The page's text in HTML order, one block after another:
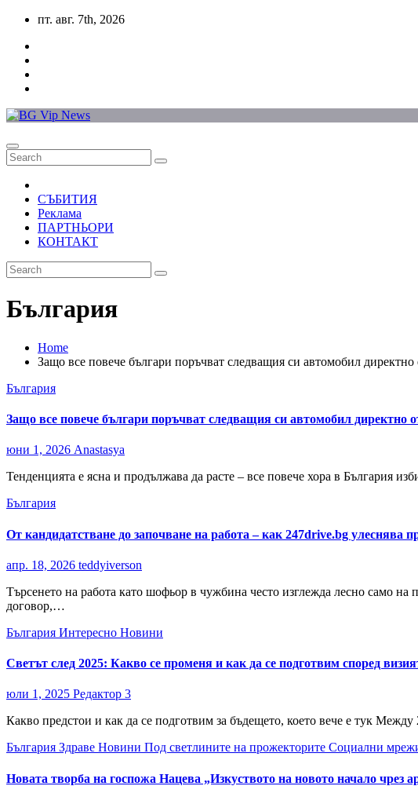
Skip
content
пт. авг. 7th, 2026
СЪБИТИЯ
Реклама
ПАРТНЬОРИ
КОНТАКТ
България
Home
Защо все повече българи поръчват следващия си автомобил директно
България
Защо все повече българи поръчват следващия си автомобил директно
юни 1, 2026 Anastasya
Тенденцията е ясна и продължава да расте – все повече хора в България
България
От кандидатстване до започване на работа – как 247drive.bg улеснява
апр. 18, 2026 teddyiverson
Търсенето на работа като шофьор в чужбина често изглежда лесно само на
договор,…
България Интересно Новини
Светът след 2025: Какво се променя и как да се подготвим според
юли 1, 2025 Редактор 3
Какво предстои и как да се подготвим за бъдещето, което вече е тук
България Здраве Новини Под светлините на прожекторите Социални
Новата творба на госпожа Нацева „Изкуството на новото начало